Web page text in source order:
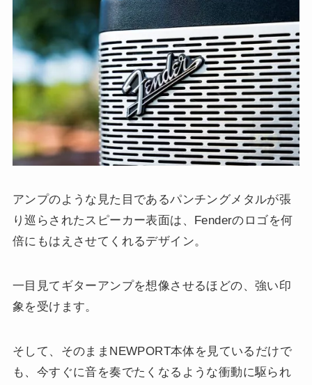
アンプのような見た目であるパンチングメタルが張
り巡らされたスピーカー表面は、Fenderのロゴを何
倍にもはえさせてくれるデザイン。
一目見てギターアンプを想像させるほどの、強い印
象を受けます。
そして、そのままNEWPORT本体を見ているだけで
も、今すぐに音を奏でたくなるような衝動に駆られ